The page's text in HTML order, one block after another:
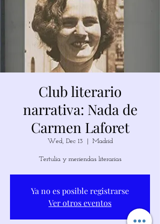
Club literario
narrativa: Nada de
Carmen Laforet
Wed, Dec 13 Madrid
Tertulia y meriendas literarias
Ya no es posible registrarse
Ver otros eventos